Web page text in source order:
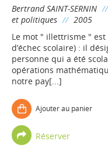
Bertrand SAINT-SERNIN //
et politiques // 2005
Le mot " illettrisme "
d’échec scolaire) : il
personne qui a été
opérations
notre pay[...]
Ajouter au panier
Réserver